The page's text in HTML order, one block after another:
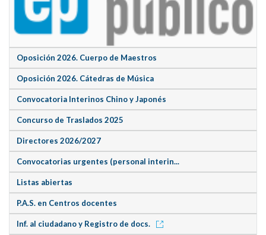
Oposición 2026. Cuerpo de Maestros
Oposición 2026. Cátedras de Música
Convocatoria Interinos Chino y Japonés
Concurso de Traslados 2025
Directores 2026/2027
Convocatorias urgentes (personal interin...
Listas abiertas
P.A.S. en Centros docentes
Inf. al ciudadano y Registro de docs.